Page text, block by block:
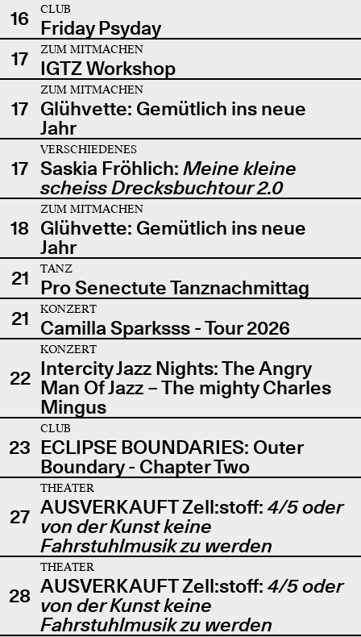
16
CLUB
Friday Psyday
17
ZUM MITMACHEN
IGTZ Workshop
17
ZUM MITMACHEN
Glühvette: Gemütlich ins neue
Jahr
17
VERSCHIEDENES
Saskia Fröhlich: Meine kleine
scheiss Drecksbuchtour 2.0
18
ZUM MITMACHEN
Glühvette: Gemütlich ins neue
Jahr
21
TANZ
Pro Senectute Tanznachmittag
21
KONZERT
Camilla Sparksss - Tour 2026
22
KONZERT
Intercity Jazz Nights: The Angry
Man Of Jazz – The mighty Charles
Mingus
23
CLUB
ECLIPSE BOUNDARIES: Outer
Boundary - Chapter Two
27
THEATER
AUSVERKAUFT Zell:stoff: 4/5 oder
von der Kunst keine
Fahrstuhlmusik zu werden
28
THEATER
AUSVERKAUFT Zell:stoff: 4/5 oder
von der Kunst keine
Fahrstuhlmusik zu werden